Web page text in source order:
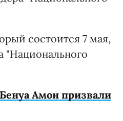
состоится 7 мая,
"Национального
Амон призвали